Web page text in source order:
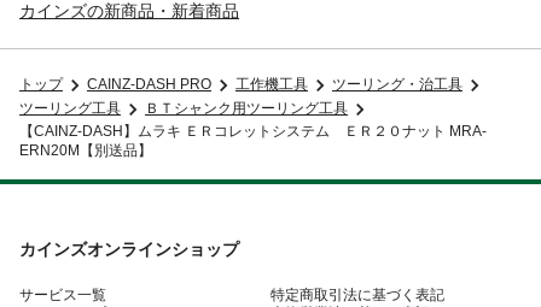
カインズの新商品・新着商品
トップ CAINZ-DASH PRO 工作機工具
ツーリング・治工具
ツーリング工具
ＢＴシャンク用ツーリング工具
【CAINZ-DASH】ムラキ ＥＲコレットシステム ＥＲ２０ナット MRA-
ERN20M【別送品】
カインズオンラインショップ
サービス一覧
特定商取引法に基づく表記